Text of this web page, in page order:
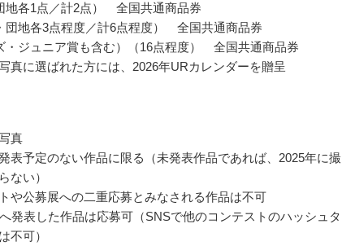
地各1点／計2点） 全国共通商品券
団地各3点程度／計6点程度） 全国共通商品券
・ジュニア賞も含む）（16点程度） 全国共通商品券
真に選ばれた方には、2026年URカレンダーを贈呈
真
表予定のない作品に限る（未発表作品であれば、2025年に撮
ない）
や公募展への二重応募とみなされる作品は不可
発表した作品は応募可（SNSで他のコンテストのハッシュタ
不可）